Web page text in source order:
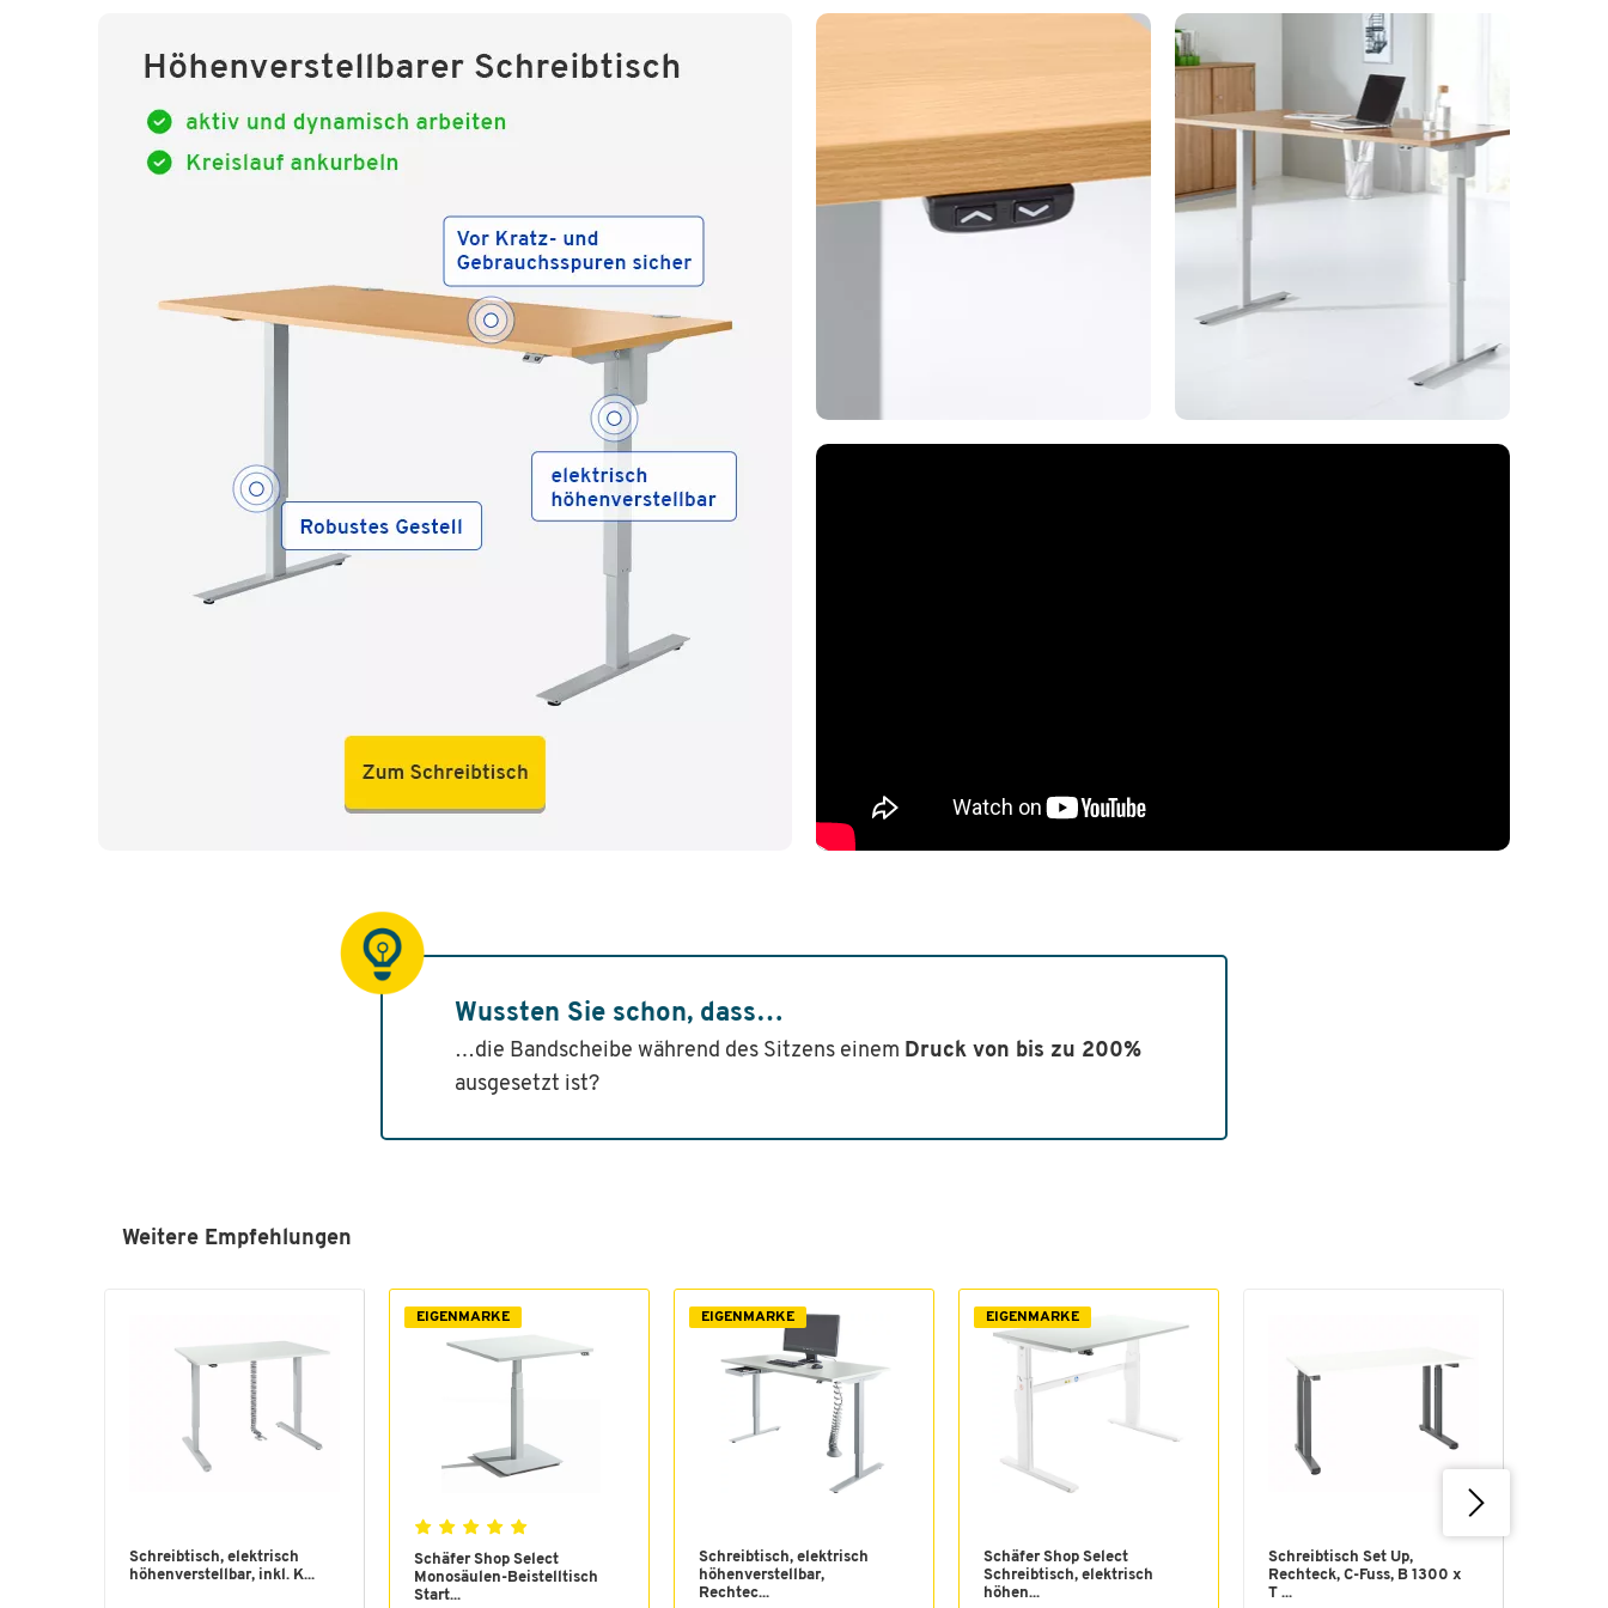
Wussten Sie schon, dass…
…die Bandscheibe während des Sitzens einem Druck von bis zu 200%
ausgesetzt ist?
Weitere Empfehlungen
Schreibtisch, elektrisch
höhenverstellbar, inkl. K...
EIGENMARKE
Schäfer Shop Select
Monosäulen-Beistelltisch
Start...
EIGENMARKE
Schreibtisch, elektrisch
höhenverstellbar,
Rechtec...
EIGENMARKE
Schäfer Shop Select
Schreibtisch, elektrisch
höhen...
Schreibtisch Set Up,
Rechteck, C-Fuss, B 1300 x
T ...